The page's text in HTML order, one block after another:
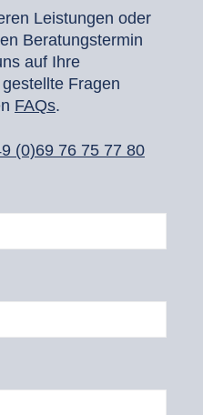
Leistungen oder
Beratungstermin
auf Ihre
Fragen
FAQs.
(0)69 76 75 77 80